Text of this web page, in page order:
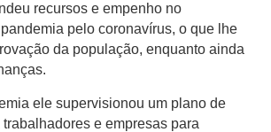
recursos e empenho no
pelo coronavírus, o que lhe
da população, enquanto ainda
ele supervisionou um plano de
e empresas para